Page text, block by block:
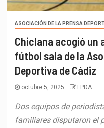
ASOCIACIÓN DE LA PRENSA
Chiclana acogió un
fútbol sala de la
Deportiva de Cádiz
octubre 5, 2025 FPDA
Dos equipos de
familiares disputaron el